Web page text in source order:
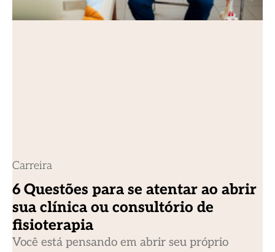
Carreira
6 Questões para se atentar ao abrir
sua clínica ou consultório de
fisioterapia
Você está pensando em abrir seu próprio